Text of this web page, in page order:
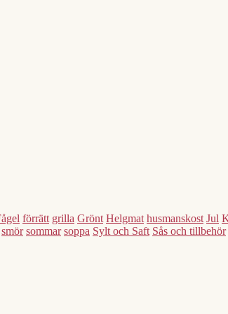
förrätt grilla Grönt Helgmat husmanskost Jul
smör sommar soppa Sylt och Saft Sås och tillbehör